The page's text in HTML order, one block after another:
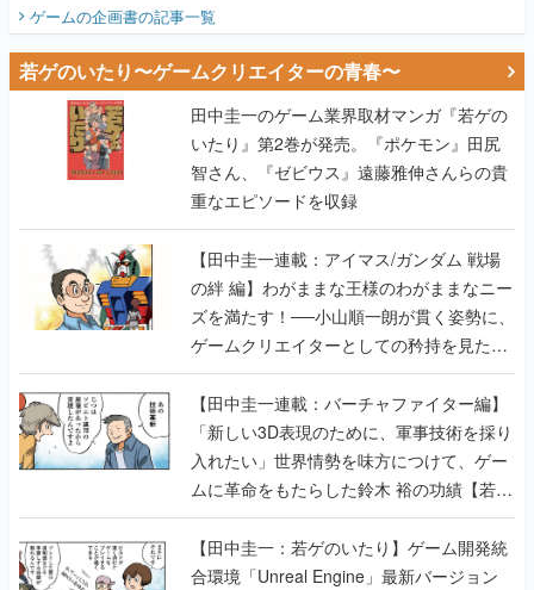
ゲームの企画書の記事一覧
若ゲのいたり〜ゲームクリエイターの青春〜
田中圭一のゲーム業界取材マンガ『若ゲの
いたり』第2巻が発売。『ポケモン』田尻
智さん、『ゼビウス』遠藤雅伸さんらの貴
重なエピソードを収録
【田中圭一連載：アイマス/ガンダム 戦場
の絆 編】わがままな王様のわがままなニー
ズを満たす！──小山順一朗が貫く姿勢に、
ゲームクリエイターとしての矜持を見た
【若ゲのいたり最終回】
【田中圭一連載：バーチャファイター編】
「新しい3D表現のために、軍事技術を採り
入れたい」世界情勢を味方につけて、ゲー
ムに革命をもたらした鈴木 裕の功績【若ゲ
のいたり】
【田中圭一：若ゲのいたり】ゲーム開発統
合環境「Unreal Engine」最新バージョン